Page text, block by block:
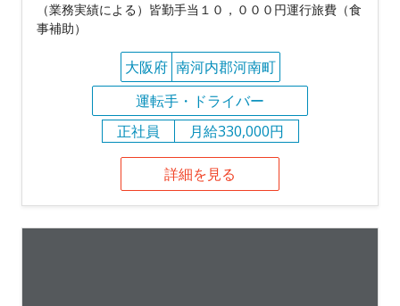
（業務実績による）皆勤手当１０，０００円運行旅費（食
事補助）
大阪府 南河内郡河南町
運転手・ドライバー
正社員
月給330,000円
詳細を見る